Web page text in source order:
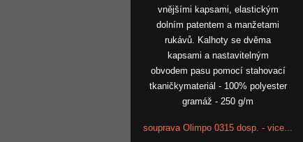
vnějšími kapsami, elastickým
dolním patentem a manžetami
rukávů. Kalhoty se dvěma
kapsami a nastavitelným
obvodem pasu pomocí stahovací
tkaničkymateriál - 100% polyester
gramáž - 250 g/m
souprava Olimpo 0315 dosp. - vice...